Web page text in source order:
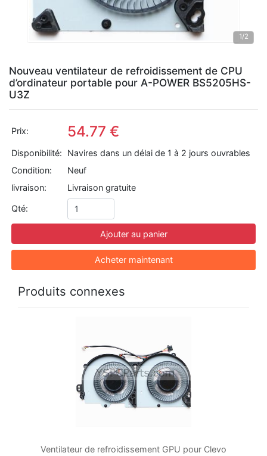
1/2
Nouveau ventilateur de refroidissement de CPU
d’ordinateur portable pour A-POWER BS5205HS-
U3Z
Prix: 54.77 €
Disponibilité:
Navires dans un délai de 1 à 2 jours ouvrables
Condition:
Neuf
livraison:
Livraison gratuite
Qté:
Ajouter au panier
Acheter maintenant
Produits connexes
Ventilateur de refroidissement GPU pour Clevo